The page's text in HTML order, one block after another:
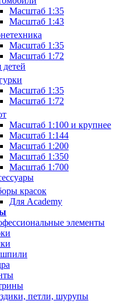
Масштаб 1:35
Масштаб 1:43
Масштаб 1:35
Масштаб 1:72
детей
Масштаб 1:35
Масштаб 1:72
Масштаб 1:100 и крупнее
Масштаб 1:144
Масштаб 1:200
Масштаб 1:350
Масштаб 1:700
красок
Для Academy
элементы
петли, шурупы